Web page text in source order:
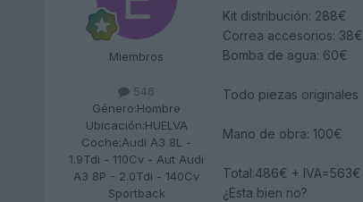
Miembros
546
Género:Hombre
Ubicación:HUELVA
Coche:Audi A3 8L -
1.9Tdi - 110Cv - Aut Audi
A3 8P - 2.0Tdi - 140Cv
Sportback
Kit distribución: 288€
Correa accesorios: 38€
Bomba de agua: 60€
Todo piezas originales
Mano de obra: 100€
Total:486€ + IVA=563€
¿Esta bien no?